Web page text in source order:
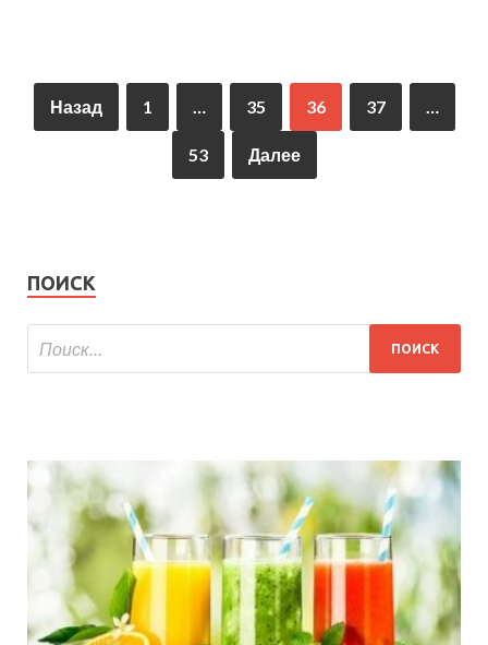
Назад 1 … 35 36 37 …
53 Далее
ПОИСК